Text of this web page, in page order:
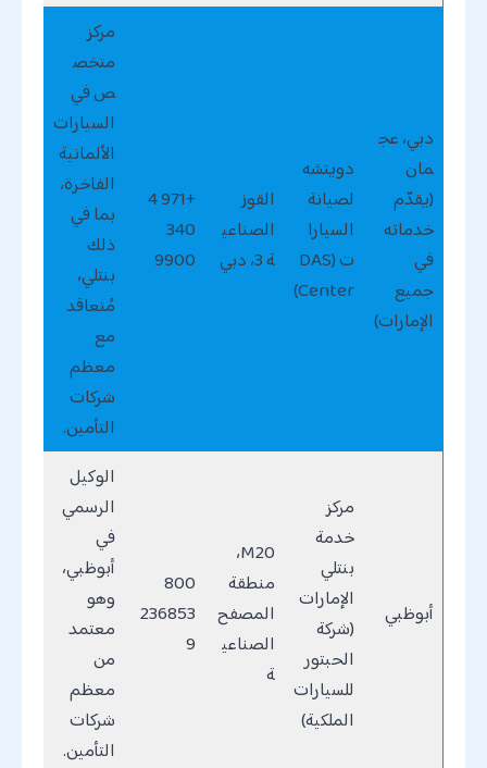
دبي، عج
مان
(يقدّم
خدماته
في
جميع
الإمارات)
دويتشه
لصيانة
السيارا
ت (DAS
Center)
القوز
الصناعي
ة 3، دبي
+971 4
340
9900
مركز
متخص
ص في
السيارات
الألمانية
الفاخرة،
بما في
ذلك
بنتلي،
مُتعاقد
مع
معظم
شركات
التأمين.
أبوظبي
مركز
خدمة
بنتلي
الإمارات
(شركة
الحبتور
للسيارات
الملكية)
M20،
منطقة
المصفح
الصناعي
ة
800
236853
9
الوكيل
الرسمي
في
أبوظبي،
وهو
معتمد
من
معظم
شركات
التأمين.